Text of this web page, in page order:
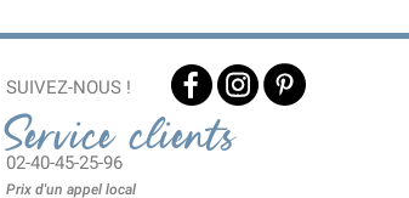
SUIVEZ-NOUS !
Service clients
02-40-45-25-96
Prix d'un appel local